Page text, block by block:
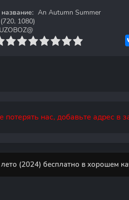
An Autumn Summer
1080)
8 9 10
нас, добавьте адрес в
(2024) бесплатно в хорошем